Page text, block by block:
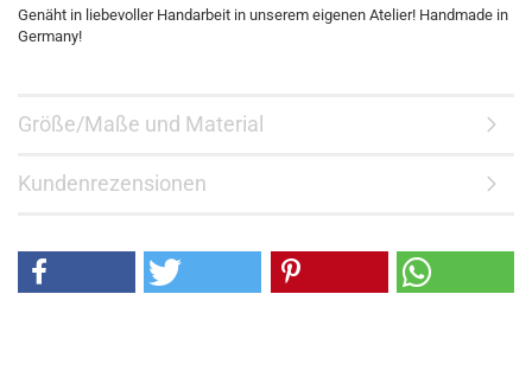
Genäht in liebevoller Handarbeit in unserem eigenen Atelier! Handmade in
Germany!
Größe/Maße und Material
Kundenrezensionen